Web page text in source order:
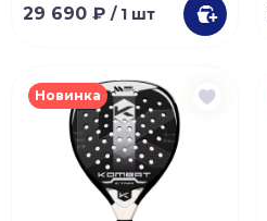
29 690 ₽ / 1 шт
Новинка